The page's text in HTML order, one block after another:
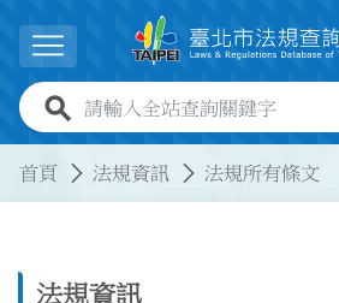
展開選單
全站查詢關鍵字欄位
首頁 法規資訊 法規所有條文
法規資訊